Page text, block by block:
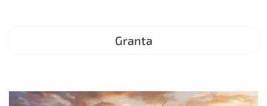
Granta